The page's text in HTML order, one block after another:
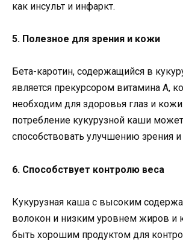
как инсульт и инфаркт.
5. Полезное для зрения и кожи
Бета-каротин, содержащийся в
является прекурсором витамина А,
необходим для здоровья глаз и
потребление кукурузной каши может
способствовать улучшению зрения
6. Способствует контролю веса
Кукурузная каша с высоким
волокон и низким уровнем жиров и
быть хорошим продуктом для